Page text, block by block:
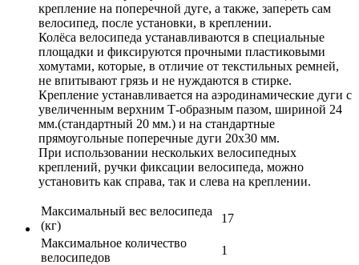
крепление на поперечной дуге, а также, запереть сам
велосипед, после установки, в креплении.
Колёса велосипеда устанавливаются в специальные
площадки и фиксируются прочными пластиковыми
хомутами, которые, в отличие от текстильных ремней,
не впитывают грязь и не нуждаются в стирке.
Крепление устанавливается на аэродинамические дуги с
увеличенным верхним Т-образным пазом, шириной 24
мм.(стандартный 20 мм.) и на стандартные
прямоугольные поперечные дуги 20х30 мм.
При использовании нескольких велосипедных
креплений, ручки фиксации велосипеда, можно
установить как справа, так и слева на креплении.
Максимальный вес велосипеда
(кг)
17
Максимальное количество
велосипедов
1